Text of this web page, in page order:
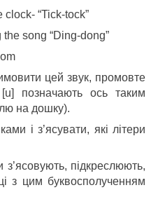
“Tick-tock”
song “Ding-dong”
цей звук, промовте
позначають ось таким
на дошку).
і з’ясувати, які літери
підкреслюють,
з цим буквосполученням